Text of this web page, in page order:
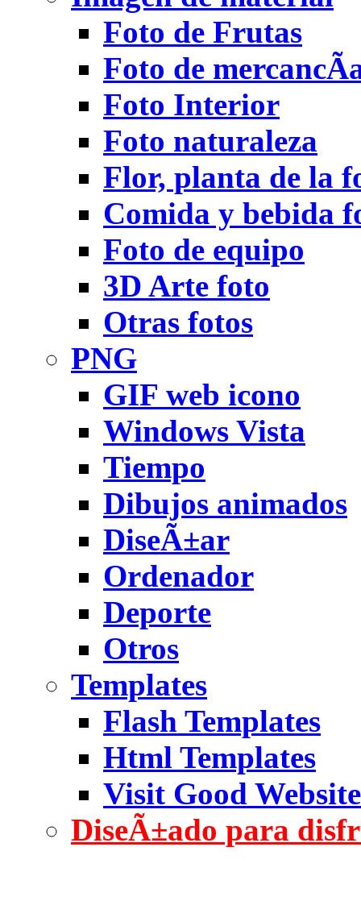
Foto de Frutas
Foto de
Foto Interior
Foto naturaleza
Flor, planta de la
Comida y bebida
Foto de equipo
3D Arte foto
Otras fotos
PNG
GIF web icono
Windows Vista
Tiempo
Dibujos animados
DiseÃ±ar
Ordenador
Deporte
Otros
Templates
Flash Templates
Html Templates
Visit Good Website
DiseÃ±ado para